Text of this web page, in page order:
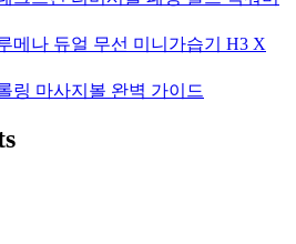
메나 듀얼 무선 미니가습기 H3 X
링 마사지볼 완벽 가이드